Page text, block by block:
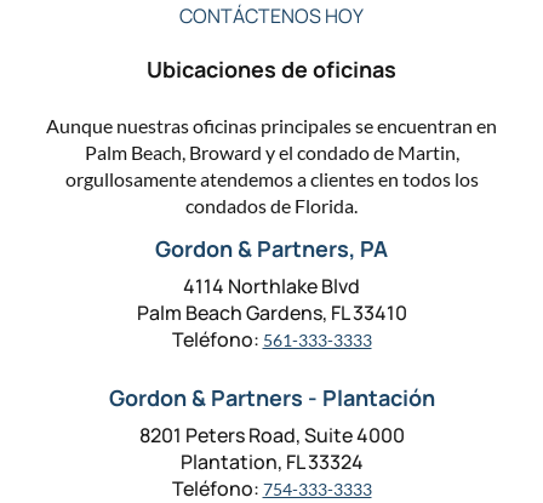
CONTÁCTENOS HOY
Ubicaciones de oficinas
Aunque nuestras oficinas principales se encuentran en
Palm Beach, Broward y el condado de Martin,
orgullosamente atendemos a clientes en todos los
condados de Florida.
Gordon & Partners, PA
4114 Northlake Blvd
Palm Beach Gardens, FL 33410
Teléfono: 561-333-3333
Gordon & Partners - Plantación
8201 Peters Road, Suite 4000
Plantation, FL 33324
Teléfono: 754-333-3333